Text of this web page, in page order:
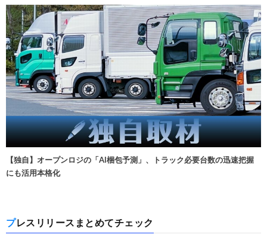
【独自】オープンロジの「AI梱包予測」、トラック必要台数の迅速把握
にも活用本格化
プレスリリースまとめてチェック